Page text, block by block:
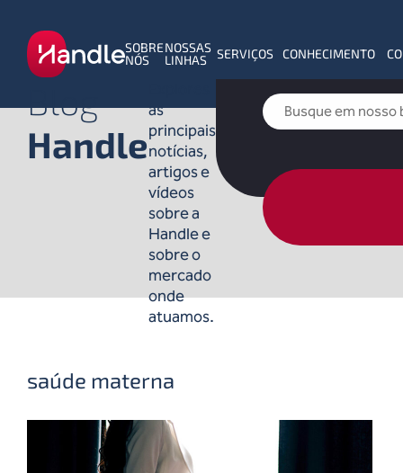
SOBRE
NÓS
NOSSAS
LINHAS
SERVIÇOS CONHECIMENTO
Blog
Handle
as
principais
notícias,
artigos e
vídeos
sobre a
Handle e
sobre o
mercado
onde
atuamos.
saúde materna